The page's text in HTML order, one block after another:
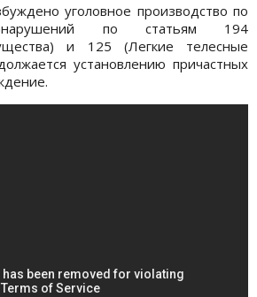
уголовное производство по
по статьям 194
и 125 (Легкие телесные
установлению причастных